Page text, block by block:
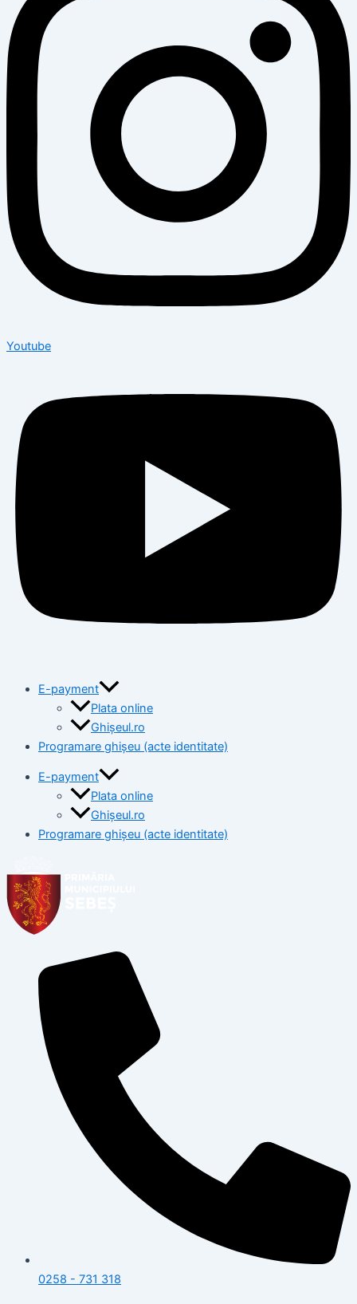
Youtube
E-payment
Plata online
Ghișeul.ro
Programare ghișeu (acte identitate)
E-payment
Plata online
Ghișeul.ro
Programare ghișeu (acte identitate)
0258 - 731 318